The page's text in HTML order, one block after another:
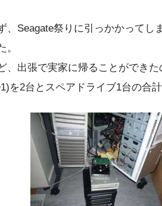
、Seagate祭りに引っかかってし
。
、出張で実家に帰ることができ
を2台とスペアドライブ1台の合